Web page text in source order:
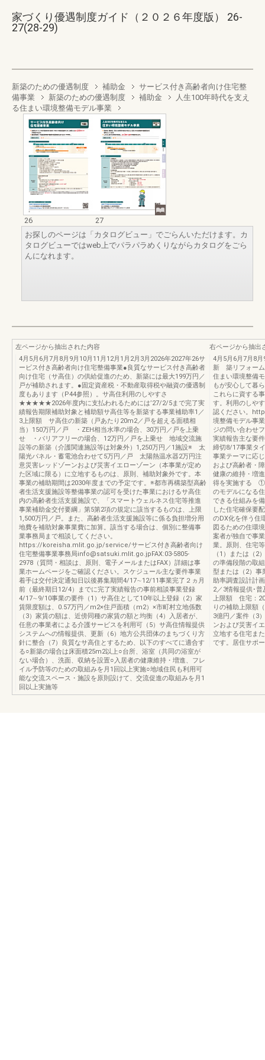
家づくり優遇制度ガイド（２０２６年度版） 26-
27(28-29)
新築のための優遇制度 補助金
サービス付き高齢者向け住宅整
備事業
新築のための優遇制度 補助金
人生100年時代を支え
る住まい環境整備モデル事業
26
27
お探しのページは「カタログビュー」でごらんいただけます。カ
タログビューではweb上でパラパラめくりながらカタログをごら
んになれます。
左ページから抽出された内容
4月5月6月7月8月9月10月11月12月1月2月3月2026年2027年26サ
ービス付き高齢者向け住宅整備事業●良質なサービス付き高齢者
向け住宅（サ高住）の供給促進のため、新築には最大199万円／
戸が補助されます。●固定資産税・不動産取得税や融資の優遇制
度もあります（P44参照）。サ高住利用のしやすさ
★★★★★2026年度内に支払われるためには’27/2/5まで完了実
績報告期限補助対象と補助額サ高住等を新築する事業補助率1／
3上限額 サ高住の新築（戸あたり20m2／戸を超える面積相
当）150万円／戸 ・ZEH相当水準の場合、30万円／戸を上乗
せ ・バリアフリーの場合、12万円／戸を上乗せ 地域交流施
設等の新築（介護関連施設等は対象外）1,250万円／1施設※ 太
陽光パネル・蓄電池合わせて5万円／戸 太陽熱温水器2万円注
意災害レッドゾーンおよび災害イエローゾーン（本事業が定め
た区域に限る）に立地するものは、原則、補助対象外です。本
事業の補助期間は2030年度までの予定です。※都市再構築型高齢
者生活支援施設等整備事業の認可を受けた事業におけるサ高住
内の高齢者生活支援施設で、「スマートウェルネス住宅等推進
事業補助金交付要綱」第5第2項の規定に該当するものは、上限
1,500万円／戸。また、高齢者生活支援施設等に係る負担増分用
地費を補助対象事業費に加算。該当する場合は、個別に整備事
業事務局まで相談してください。
https://koreisha.mlit.go.jp/service/サービス付き高齢者向け
住宅整備事業事務局info@satsuki.mlit.go.jpFAX:03-5805-
2978（質問・相談は、原則、電子メールまたはFAX）詳細は事
業ホームページをご確認ください。スケジュール主な要件事業
着手は交付決定通知日以後募集期間4/17∼12/11事業完了２ヵ月
前（最終期日12/4）までに完了実績報告の事前相談事業登録
4/17∼9/10事業の要件（1）サ高住として10年以上登録（2）家
賃限度額は、0.57万円／m2×住戸面積（m2）×市町村立地係数
（3）家賃の額は、近傍同種の家賃の額と均衡（4）入居者が、
任意の事業者による介護サービスを利用可（5）サ高住情報提供
システムへの情報提供、更新（6）地方公共団体のまちづくり方
針に整合（7）良質なサ高住とするため、以下のすべてに適合す
る○新築の場合は床面積25m2以上○台所、浴室（共同の浴室が
ない場合）、洗面、収納を設置○入居者の健康維持・増進、フレ
イル予防等のための取組みを月1回以上実施○地域住民も利用可
能な交流スペース・施設を原則設けて、交流促進の取組みを月1
回以上実施等
右ページから抽出
4月5月6月7月8
新 築リフォーム
住まい環境整備
もが安心して暮
これらに資する
す。利用のしや
認ください。
境整備モデル事
ジの問い合わせ
実績報告主な要
締切8/17事業タ
事業テーマに応
および高齢者・
健康の維持・増
得を実施する ①
のモデルになる
できる仕組みを
した住宅確保要
のDX化を伴う
図るための住環
案者が独自で事
業。原則、住宅
（1）または（2
の準備段階の取
型または（2）事
助率調査設計計
2／3情報提供･
上限額 住宅：
りの補助上限額
3億円／案件（3
ンおよび災害イ
立地する住宅ま
です。居住サポ